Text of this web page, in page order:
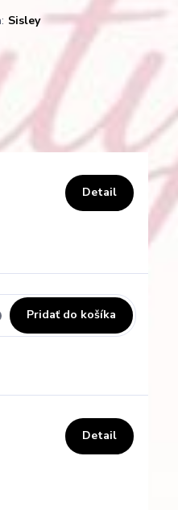
Sisley
Detail
Pridať do košíka
Detail